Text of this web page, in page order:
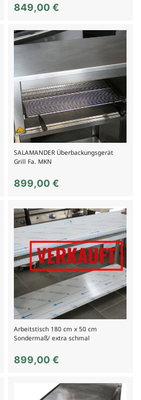
849,00€
SALAMANDER Überbackungsgerät
Grill Fa. MKN
899,00€
Arbeitstisch 180 cm x 50 cm
Sondermaß/ extra schmal
899,00€